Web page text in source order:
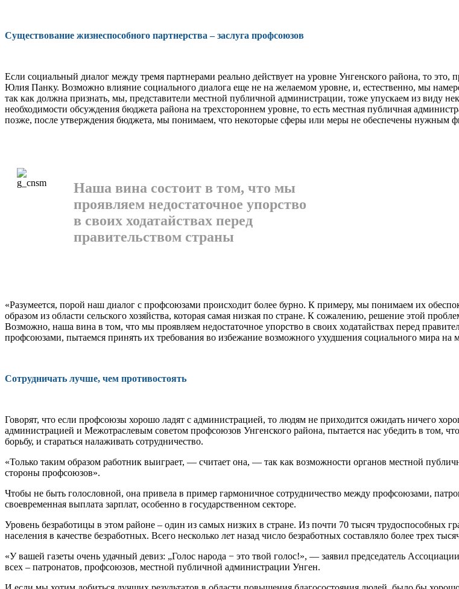
Существование жизнеспособного партнерства – заслуга профсоюзов
Если социальный диалог между тремя партнерами реаль­но действует на уровне Унгенс­кого района, то это,
Юлия Панку. Возмож­но влияние социального диалога еще не на желаемом уровне, и, ес­тественно, мы
так как должна признать, мы, представители местной пуб­личной администрации, тоже упускаем из виду
необходимости обсуж­дения бюджета района на трех­стороннем уровне, то есть мест­ная публичная
позже, после утвержде­ния бюджета, мы понимаем, что некоторые сферы или меры не обеспечены нужным
Наша вина состоит в том, что мы
проявляем недостаточное упорство
в своих ходатайствах перед
правительством страны
«Разумеется, порой наш диа­лог с профсоюзами происходит более бурно. К примеру, мы по­нимаем их
образом из области сельского хозяйства, которая са­мая низкая по стране. К сожа­лению, решение этой
Возможно, наша вина в том, что мы прояв­ляем недостаточное упорство в своих ходатайствах перед
профсоюзами, пытаемся принять их требова­ния во избежание возможного ухудшения социального мира
Сотрудничать лучше, чем противостоять
Говорят, что если профсою­зы хорошо ладят с администра­цией, то людям не приходится ожидать ничего
администраци­ей и Межотраслевым советом профсоюзов Унгенского райо­на, пытается нас убедить в том,
борьбу, и стараться налаживать сотруд­ничество.
«Только таким образом ра­ботник выиграет, — считает она, — так как возможности органов местной
стороны профсоюзов».
Чтобы не быть голословной, она привела в пример гармо­ничное сотрудничество между профсоюзами,
своевременная вы­плата зарплат, особенно в госу­дарственном секторе.
Уровень безработицы в этом районе – один из самых низ­ких в стране. Из почти 70 тысяч трудоспособных
населения в качест­ве безработных. Всего несколь­ко лет назад число безработных составляло более трех
«У вашей газеты очень удач­ный девиз: „Голос народа − это твой голос!», — заявил предсе­датель
всех – патронатов, профсоюзов, местной публичной ад­министрации Унген.